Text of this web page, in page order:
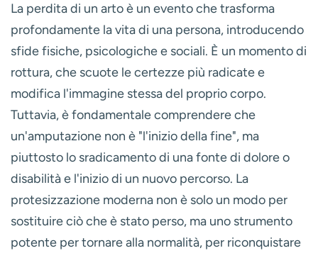
La perdita di un arto è un evento che trasforma
profondamente la vita di una persona, introducendo
sfide fisiche, psicologiche e sociali. È un momento di
rottura, che scuote le certezze più radicate e
modifica l'immagine stessa del proprio corpo.
Tuttavia, è fondamentale comprendere che
un'amputazione non è "l'inizio della fine", ma
piuttosto lo sradicamento di una fonte di dolore o
disabilità e l'inizio di un nuovo percorso. La
protesizzazione moderna non è solo un modo per
sostituire ciò che è stato perso, ma uno strumento
potente per tornare alla normalità, per riconquistare